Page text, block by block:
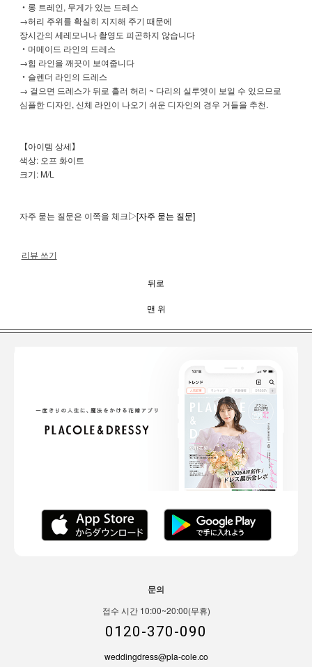
・롱 트레인, 무게가 있는 드레스
→허리 주위를 확실히 지지해 주기 때문에
장시간의 세레모니나 촬영도 피곤하지 않습니다
・머메이드 라인의 드레스
→힙 라인을 깨끗이 보여줍니다
・슬렌더 라인의 드레스
→ 걸으면 드레스가 뒤로 흘러 허리 ~ 다리의 실루엣이 보일 수 있으므로
심플한 디자인, 신체 라인이 나오기 쉬운 디자인의 경우 거들을 추천.
【아이템 상세】
색상: 오프 화이트
크기: M/L
자주 묻는 질문은 이쪽을 체크▷[자주 묻는 질문]
리뷰 쓰기
뒤로
맨 위
문의
접수 시간 10:00~20:00(무휴)
0120-370-090
weddingdress@pla-cole.co